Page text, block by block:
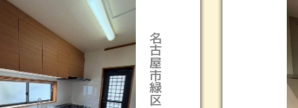
名古屋市緑区